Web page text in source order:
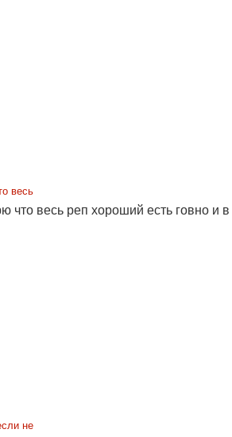
весь
что весь реп хороший есть говно
не